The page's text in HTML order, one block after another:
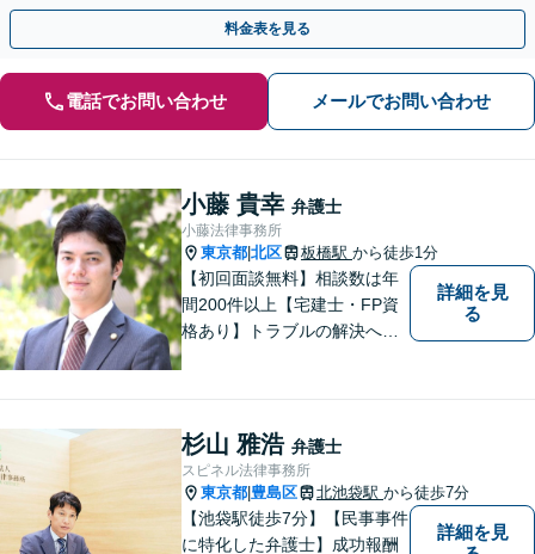
多数。後見など高齢者の問題にも対応可
料金表を見る
電話でお問い合わせ メールでお問い合わせ
小藤 貴幸 弁護士
小藤法律事務所
東京都 北区 板橋駅 から徒歩1分
【初回面談無料】相談数は年
間200件以上【宅建士・FP資
格あり】トラブルの解決へは
続・離婚・企業法務はお任せ
ください。【板橋駅徒歩1分】
詳細を見
る
杉山 雅浩 弁護士
スピネル法律事務所
東京都 豊島区 北池袋駅 から徒歩7分
【池袋駅徒歩7分】【民事事件
に特化した弁護士】成功報酬
詳細を見